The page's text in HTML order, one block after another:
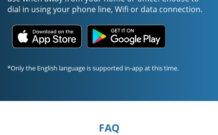
dial in using your phone line, Wifi or data connection.
*Only the English language is supported in-app at this time.
FAQ